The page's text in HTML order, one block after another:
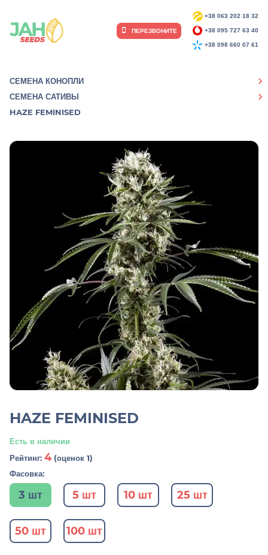
+38 063 202 18 32
+38 095 727 63 40
+38 098 660 07 61
ПЕРЕЗВОНИТЕ
СЕМЕНА КОНОПЛИ
СЕМЕНА САТИВЫ
HAZE FEMINISED
HAZE FEMINISED
Есть в наличии
Рейтинг: 4(оценок 1)
Фасовка:
3 шт 5 шт 10 шт 25 шт
50 шт 100 шт